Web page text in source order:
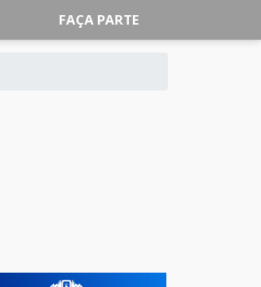
FAÇA PARTE